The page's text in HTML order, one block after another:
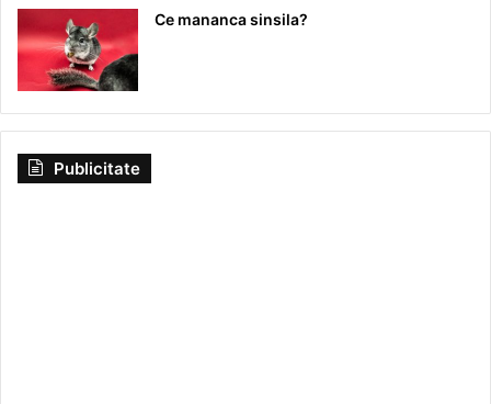
Ce mananca sinsila?
Publicitate